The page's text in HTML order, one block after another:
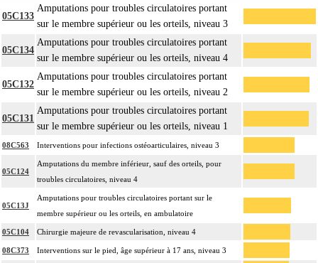
05C133
Amputations pour troubles circulatoires portant
sur le membre supérieur ou les orteils, niveau 3
05C134
Amputations pour troubles circulatoires portant
sur le membre supérieur ou les orteils, niveau 4
05C132
Amputations pour troubles circulatoires portant
sur le membre supérieur ou les orteils, niveau 2
05C131
Amputations pour troubles circulatoires portant
sur le membre supérieur ou les orteils, niveau 1
08C563 Interventions pour infections ostéoarticulaires, niveau 3
05C124
Amputations du membre inférieur, sauf des orteils, pour
troubles circulatoires, niveau 4
05C13J
Amputations pour troubles circulatoires portant sur le
membre supérieur ou les orteils, en ambulatoire
05C104 Chirurgie majeure de revascularisation, niveau 4
08C373 Interventions sur le pied, âge supérieur à 17 ans, niveau 3